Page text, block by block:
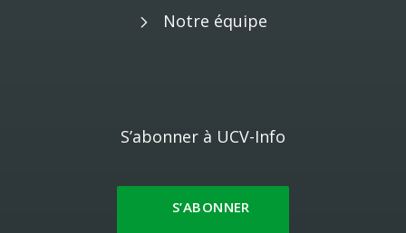
Notre équipe
S’abonner à UCV-Info
S’ABONNER